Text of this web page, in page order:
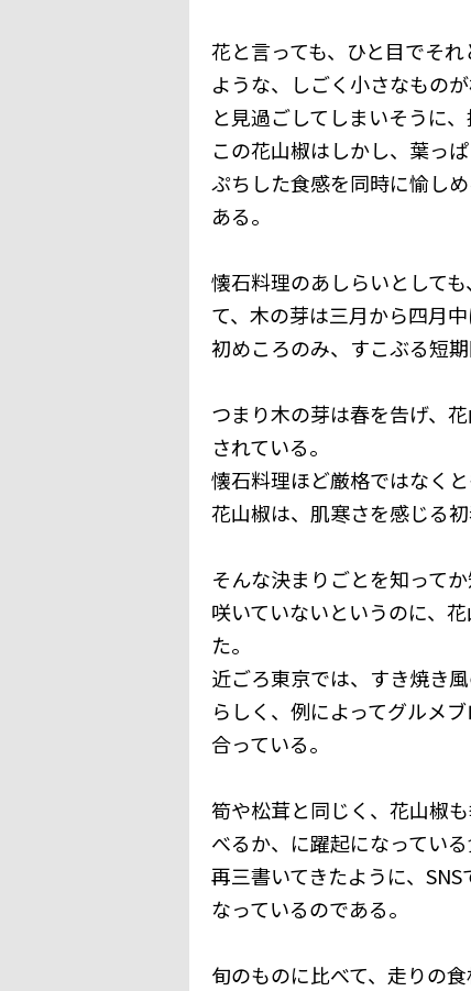
花と言っても、ひと目でそ
ような、しごく小さなもの
と見過ごしてしまいそうに、
この花山椒はしかし、葉っ
ぷちした食感を同時に愉し
ある。
懐石料理のあしらいとして
て、木の芽は三月から四月
初めころのみ、すこぶる短期
つまり木の芽は春を告げ、
されている。
懐石料理ほど厳格ではなく
花山椒は、肌寒さを感じる
そんな決まりごとを知って
咲いていないというのに、
た。
近ごろ東京では、すき焼き
らしく、例によってグルメ
合っている。
筍や松茸と同じく、花山椒
べるか、に躍起になってい
再三書いてきたように、
なっているのである。
旬のものに比べて、走りの